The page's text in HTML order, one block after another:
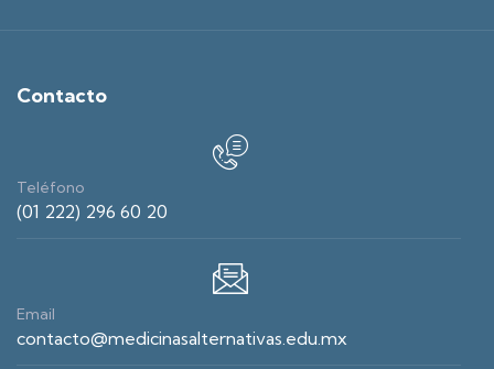
Contacto
Teléfono
(01 222) 296 60 20
Email
contacto@medicinasalternativas.edu.mx